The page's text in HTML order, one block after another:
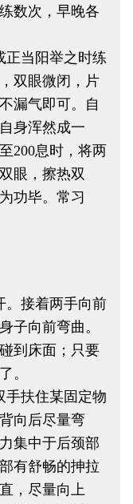
数次，早晚各
正当阳举之时练
双眼微闭，片
漏气即可。自
身浑然成一
200息时，将两
眼，擦热双
功毕。常习
。接着两手向前
子向前弯曲。
到床面；只要
。
手扶住某固定物
向后尽量弯
集中于后颈部
有舒畅的抻拉
，尽量向上